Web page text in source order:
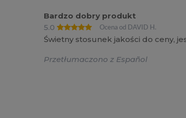
Bardzo dobry produkt
5.0
Ocena od DAVID H.
Świetny stosunek jakości do ceny,
Przetłumaczono z Español